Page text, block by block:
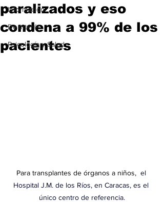
Información
De interés
Psicología y Salud
paralizados y eso
condena a 99% de los
pacientes
Para transplantes de órganos a niños, el
Hospital J.M. de los Ríos, en Caracas, es el
único centro de referencia.